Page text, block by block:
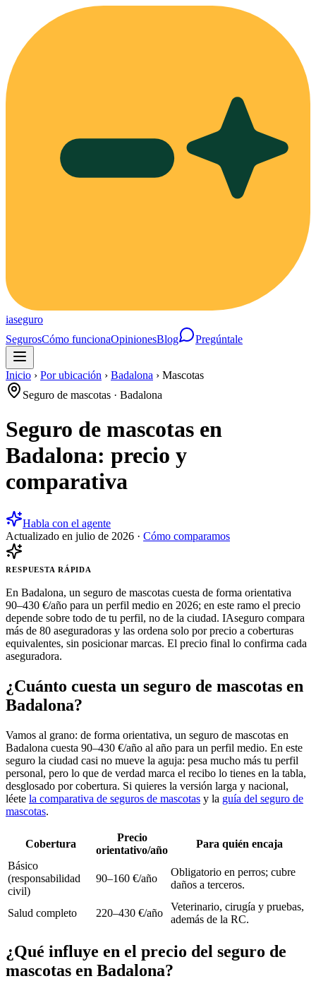
iaseguro
SegurosCómo funcionaOpinionesBlog Pregúntale
Inicio › Por ubicación › Badalona › Mascotas
Seguro de mascotas · Badalona
Seguro de mascotas en
Badalona: precio y
comparativa
Habla con el agente
Actualizado en julio de 2026 · Cómo comparamos
RESPUESTA RÁPIDA
En Badalona, un seguro de mascotas cuesta de forma orientativa
90–430 €/año para un perfil medio en 2026; en este ramo el precio
depende sobre todo de tu perfil, no de la ciudad. IAseguro compara
más de 80 aseguradoras y las ordena solo por precio a coberturas
equivalentes, sin posicionar marcas. El precio final lo confirma cada
aseguradora.
¿Cuánto cuesta un seguro de mascotas en
Badalona?
Vamos al grano: de forma orientativa, un seguro de mascotas en
Badalona cuesta 90–430 €/año al año para un perfil medio. En este
seguro la ciudad casi no mueve la aguja: pesa mucho más tu perfil
personal, pero lo que de verdad marca el recibo lo tienes en la tabla,
desglosado por cobertura. Si quieres la versión larga y nacional,
léete la comparativa de seguros de mascotas y la guía del seguro de
mascotas.
Cobertura
Precio
orientativo/año
Para quién encaja
Básico
(responsabilidad
civil)
90–160 €/año
Obligatorio en perros; cubre
daños a terceros.
Salud completo 220–430 €/año
Veterinario, cirugía y pruebas,
además de la RC.
¿Qué influye en el precio del seguro de
mascotas en Badalona?